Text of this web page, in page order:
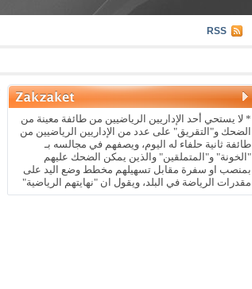
RSS
* لا يستحي أحد الإداريين الرياضيين من طائفة معينة من
الضحك و"التقريق" على عدد من الإداريين الرياضيين من
طائفة ثانية حلفاء له اليوم، ويصفهم في مجالسه بـ
"الخونة" و"المتملقين" والذين يمكن الضحك عليهم
بمنصب او سفرة مقابل تسهيلهم مخطط وضع اليد على
مقدرات الرياضة في البلد، ويقول ان "نهايتهم الرياضية"